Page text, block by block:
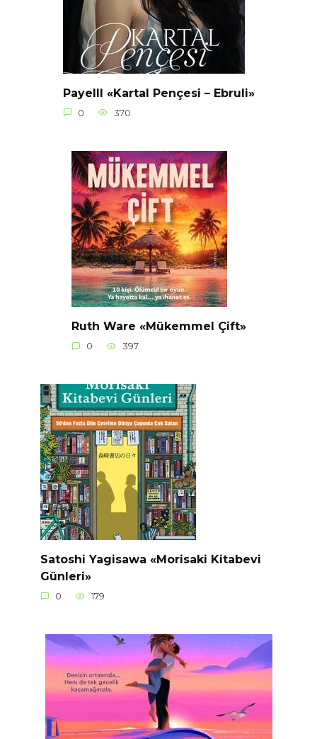
Payelll «Kartal Pençesi – Ebruli»
0 370
Ruth Ware «Mükemmel Çift»
0 397
Satoshi Yagisawa «Morisaki Kitabevi
Günleri»
0 179